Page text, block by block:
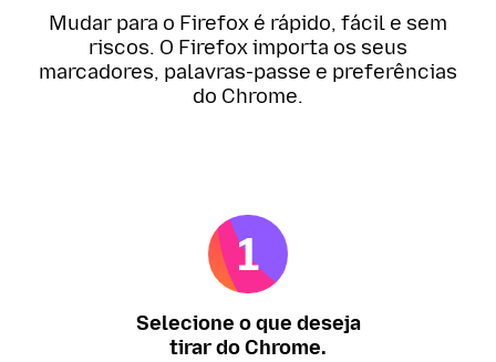
Mudar para o Firefox é rápido, fácil e sem
riscos. O Firefox importa os seus
marcadores, palavras-passe e preferências
do Chrome.
Selecione o que deseja
tirar do Chrome.